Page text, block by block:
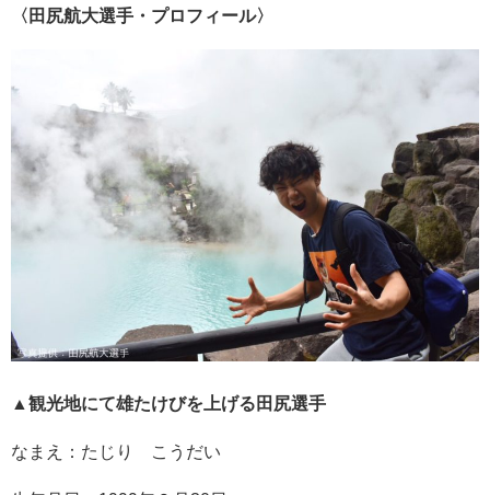
〈田尻航大選手・プロフィール〉
▲観光地にて雄たけびを上げる田尻選手
なまえ：たじり こうだい